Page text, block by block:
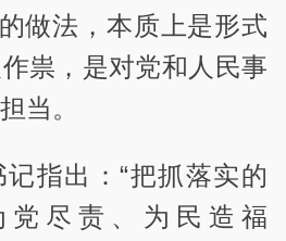
做法，本质上是形式
祟，是对党和人民事
当。
指出：“把抓落实的
党尽责、为民造福